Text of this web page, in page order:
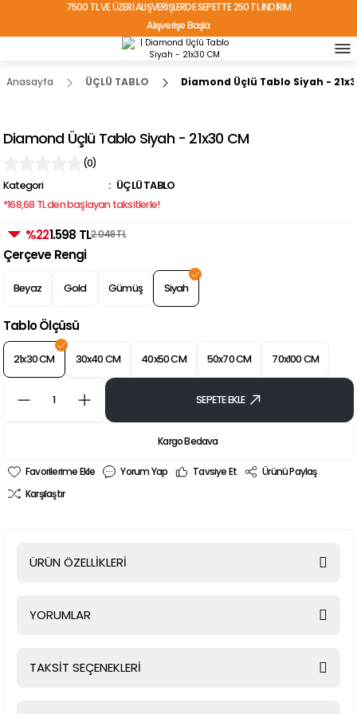
7500 TL VE ÜZERİ ALIŞVERİŞLERDE SEPETTE 250 TL İNDİRİM
Alışverişe Başla
TÜRKİYE'NİN HER YERİNE ÜCRETSİZ KARGO!
Anasayfa ÜÇLÜ TABLO Diamond Üçlü Tablo Siyah -
Diamond Üçlü Tablo Siyah - 21x30 CM
(0)
Kategori
ÜÇLÜ TABLO
*168,68 TL den başlayan taksitlerle!
%221.598 TL2.048 TL
Çerçeve Rengi
Beyaz Gold Gümüş Siyah
Tablo Ölçüsü
21x30 CM 30x40 CM 40x50 CM 50x70 CM 70x100 CM
SEPETE EKLE
Kargo Bedava
Yorum Yap Tavsiye Et
Ürünü Paylaş
Karşılaştır
ÜRÜN ÖZELLİKLERİ
YORUMLAR
TAKSİT SEÇENEKLERİ